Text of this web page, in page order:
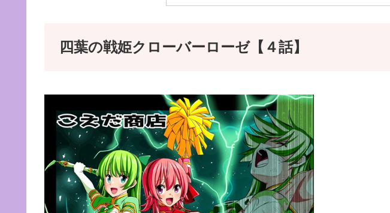
四葉の戦姫クローバーローゼ【４話】